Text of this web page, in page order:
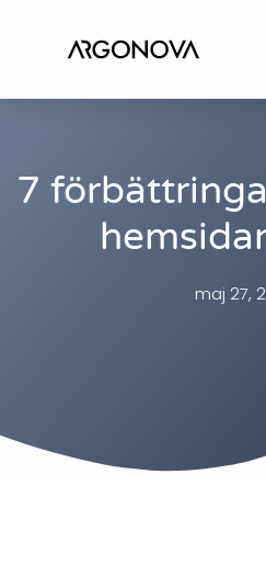
7
maj 27,